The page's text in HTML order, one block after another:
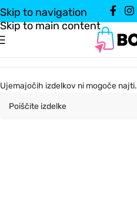
Skip to navigation
Skip to main content
Ujemajočih izdelkov ni mogoče najti.